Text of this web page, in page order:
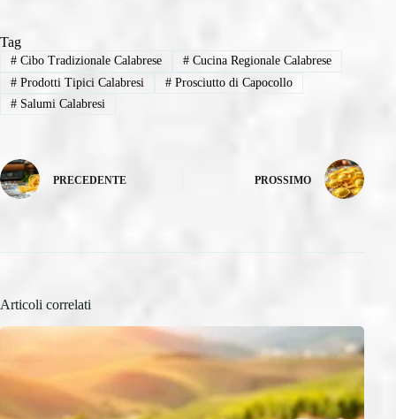
Tag
#Cibo Tradizionale Calabrese #Cucina Regionale Calabrese
#Prodotti Tipici Calabresi #Prosciutto di Capocollo
#Salumi Calabresi
PRECEDENTE PROSSIMO
Articoli correlati